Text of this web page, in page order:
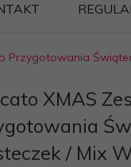
Przygotowania
XMAS
/ Mix